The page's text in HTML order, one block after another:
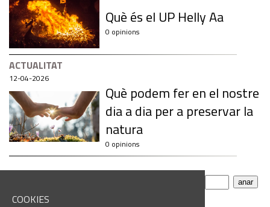
COOKIES
Què és el UP Helly Aa
0 opinions
ACTUALITAT
12-04-2026
Què podem fer en el nostre
dia a dia per a preservar la
natura
0 opinions